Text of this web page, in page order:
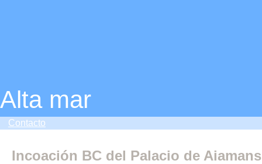
Alta mar
Contacto
Incoación BC del Palacio de